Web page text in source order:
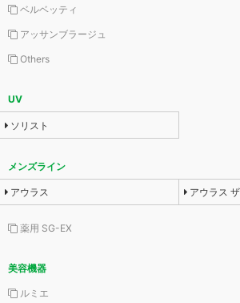
ベルベッティ
アッサンブラージュ
Others
UV
ソリスト
メンズライン
アウラス アウラス
薬用 SG-EX
美容機器
ルミエ